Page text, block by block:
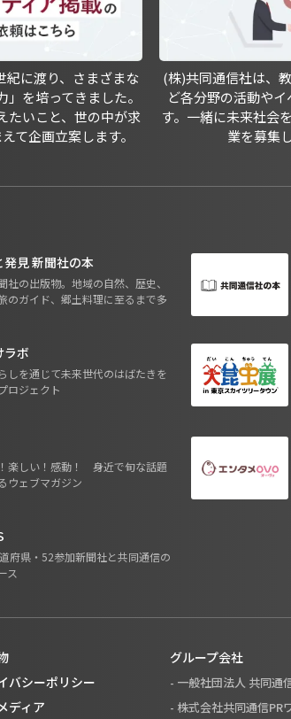
紀に渡り、さまざまな
を培ってきました。
たいこと、世の中が求
て企画立案します。
(株)共同通信社は、
ど各分野の活動や
す。一緒に未来社会
業を募集
発見 新聞社の本
社の出版物。地域の自然、歴史、
のガイド、郷土料理に至るまで多
ラボ
しを通じて未来世代のはばたきを
ロジェクト
楽しい！感動！ 身近で旬な話題
ウェブマガジン
府県・52参加新聞社と共同通信の
ス
バシーポリシー
ディア
グループ会社
- 一般社団法人 共同通
- 株式会社共同通信PR